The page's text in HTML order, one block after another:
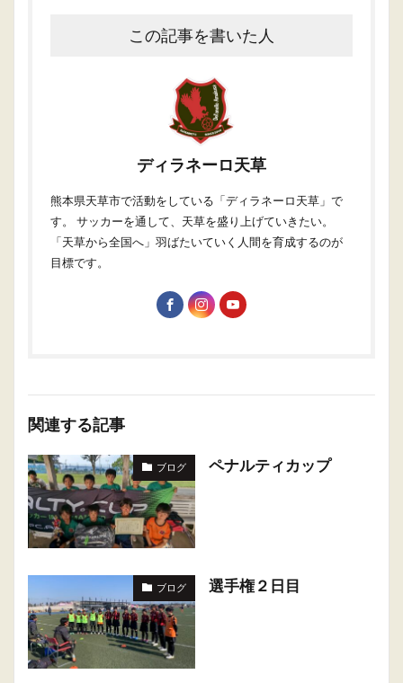
この記事を書いた人
ディラネーロ天草
熊本県天草市で活動をしている「ディラネーロ天草」で
す。 サッカーを通して、天草を盛り上げていきたい。
「天草から全国へ」羽ばたいていく人間を育成するのが
目標です。
関連する記事
ブログ ペナルティカップ
ブログ 選手権２日目